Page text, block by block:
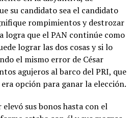
su candidato sea el candidato
rompimientos y destrozar
logra que el PAN continúe como
lograr las dos cosas y si lo
el mismo error de César
agujeros al barco del PRI, que
opción para ganar la elección.
sus bonos hasta con el